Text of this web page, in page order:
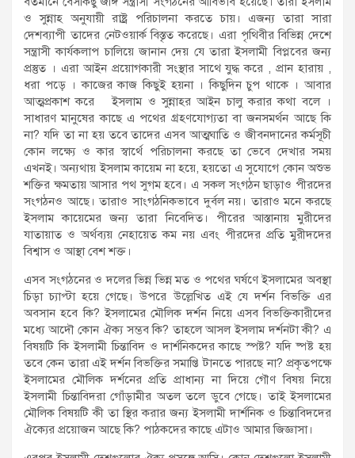
ও সুন্নাহ অনুযায়ী রাষ্ট্র পরিচালনা করতে চায়। এজন্য তারা সারা
দেশব্যাপী তাদের নেটওয়ার্ক বিস্তৃত করেছে। এরা পৃথিবীর বিভিন্ন দেশে
সন্ত্রাসী কার্যকলাপ চালিয়ে জানান দেয় যে তারা ইসলামী বিপ্লবের জন্য
প্রস্তুত । এরা আইন প্রয়োগকারী সংস্থার সাথে যুদ্ধ করে , প্রান হারায় ,
ধরা পড়ে । কাজের কাজ কিছুই হয়না । কিছুদিন চুপ থাকে । আবার
আত্মপ্রকাশ করে ইসলাম ও সুন্নাহর আইন চালু করার কথা বলে ।
সাধারণ মানুষের কাছে এ পথের গ্রহণযোগ্যতা বা জনসমর্থন আছে কি
না? যদি তা না হয় তবে তাদের এসব আত্মঘাতি ও জীবনদানের কর্মসূচী
কোন লক্ষ্যে ও কার স্বার্থে পরিচালনা করছে তা ভেবে দেখার সময়
এখনই। অন্যথায় ইসলাম কায়েম না হয়ে, হয়তো এ সুযোগে কোন অশুভ
শক্তির ক্ষমতায় আসার পথ সুগম হবে। এ সকল সংগঠন ছাড়াও পীরদের
সংগঠনও আছে। তারাও সাংগঠনিকভাবে দুর্বল নয়। তারাও মনে করছে
ইসলাম কায়েমের জন্য তারা নিবেদিত। পীরের আস্তানায় মুরীদের
যাতায়াত ও অর্থব্যয় নেহায়েত কম নয় এবং পীরদের প্রতি মুরীদদের
বিশ্বাস ও আস্থা বেশ শক্ত।
এসব সংগঠনের ও দলের ভিন্ন ভিন্ন মত ও পথের ঘর্ষণে ইসলামের অবস্থা
চিড়া চ্যাপ্টা হয়ে গেছে। উপরে উল্লেখিত এই যে দর্শন বিভক্তি এর
অবসান হবে কি? ইসলামের মৌলিক দর্শন নিয়ে এসব বিভক্তিকারীদের
মধ্যে আদৌ কোন ঐক্য সম্ভব কি? তাহলে আসল ইসলাম দর্শনটা কী? এ
বিষয়টি কি ইসলামী চিন্তাবিদ ও দার্শনিকদের কাছে স্পষ্ট? যদি ষ্পষ্ট হয়
তবে কেন তারা এই দর্শন বিভক্তির সমাপ্তি টানতে পারছে না? প্রকৃতপক্ষে
ইসলামের মৌলিক দর্শনের প্রতি প্রাধান্য না দিয়ে গৌণ বিষয় নিয়ে
ইসলামী চিন্তাবিদরা গোঁড়ামীর অতল তলে ডুবে গেছে। তাই ইসলামের
মৌলিক বিষয়টি কী তা স্থির করার জন্য ইসলামী দার্শনিক ও চিন্তাবিদদের
ঐক্যের প্রয়োজন আছে কি? পাঠকদের কাছে এটাও আমার জিজ্ঞাসা।